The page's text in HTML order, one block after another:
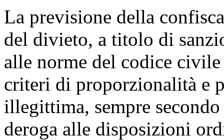
La previsione della
del divieto, a titolo di
alle norme del codice
criteri di proporzionalità e
illegittima, sempre
deroga alle disposizioni